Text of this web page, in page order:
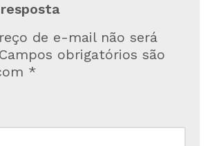
de e-mail não será
Campos obrigatórios são
*